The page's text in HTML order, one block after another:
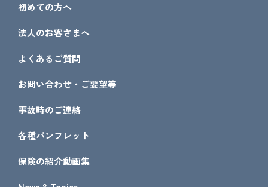
初めての方へ
法人のお客さまへ
よくあるご質問
お問い合わせ・ご要望等
事故時のご連絡
各種パンフレット
保険の紹介動画集